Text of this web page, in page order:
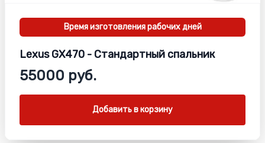
Время изготовлениярабочих дней
Lexus GX470 - Стандартный спальник
55000 руб.
Добавить в корзину